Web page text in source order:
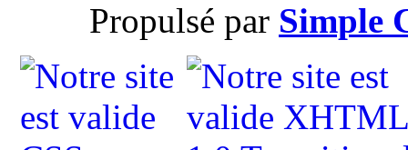
Propulsé par Simple